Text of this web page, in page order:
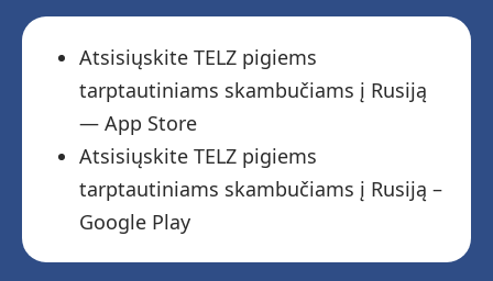
Atsisiųskite TELZ pigiems
tarptautiniams skambučiams į Rusiją
— App Store
Atsisiųskite TELZ pigiems
tarptautiniams skambučiams į Rusiją –
Google Play